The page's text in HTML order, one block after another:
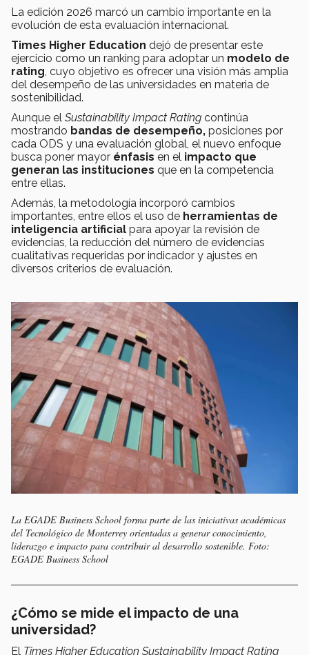
La edición 2026 marcó un cambio importante en la
evolución de esta evaluación internacional.
Times Higher Education dejó de presentar este
ejercicio como un ranking para adoptar un modelo de
rating, cuyo objetivo es ofrecer una visión más amplia
del desempeño de las universidades en materia de
sostenibilidad.
Aunque el Sustainability Impact Rating continúa
mostrando bandas de desempeño, posiciones por
cada ODS y una evaluación global, el nuevo enfoque
busca poner mayor énfasis en el impacto que
generan las instituciones que en la competencia
entre ellas.
Además, la metodología incorporó cambios
importantes, entre ellos el uso de herramientas de
inteligencia artificial para apoyar la revisión de
evidencias, la reducción del número de evidencias
cualitativas requeridas por indicador y ajustes en
diversos criterios de evaluación.
La EGADE Business School forma parte de las iniciativas académicas
del Tecnológico de Monterrey orientadas a generar conocimiento,
liderazgo e impacto para contribuir al desarrollo sostenible. Foto:
EGADE Business School
¿Cómo se mide el impacto de una
universidad?
El Times Higher Education Sustainability Impact Rating